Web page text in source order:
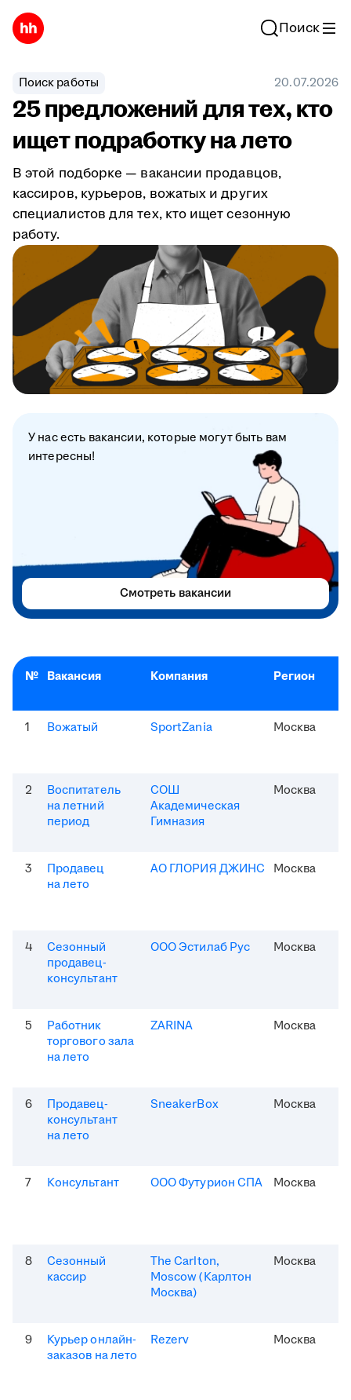
Поиск
Поиск работы 20.07.2026
25 предложений для тех, кто
ищет подработку на лето
В этой подборке — вакансии продавцов,
кассиров, курьеров, вожатых и других
специалистов для тех, кто ищет сезонную
работу.
№ Вакансия Компания Регион
1 Вожатый SportZania Москва
2
Воспитатель
на летний
период
СОШ
Академическая
Гимназия
Москва
3
Продавец
на лето
АО ГЛОРИЯ ДЖИНС Москва
4
Сезонный
продавец-
консультант
ООО Эстилаб Рус Москва
5
Работник
торгового зала
на лето
ZARINA Москва
6
Продавец-
консультант
на лето
SneakerBox Москва
7 Консультант ООО Футурион СПА Москва
8
Сезонный
кассир
The Carlton,
Moscow (Карлтон
Москва)
Москва
9
Курьер онлайн-
заказов на лето
Rezerv Москва
У нас есть вакансии, которые могут быть вам
интересны!
Смотреть вакансии